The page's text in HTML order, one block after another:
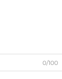
0/100